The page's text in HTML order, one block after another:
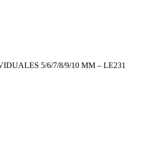
5/6/7/8/9/10 MM – LE231